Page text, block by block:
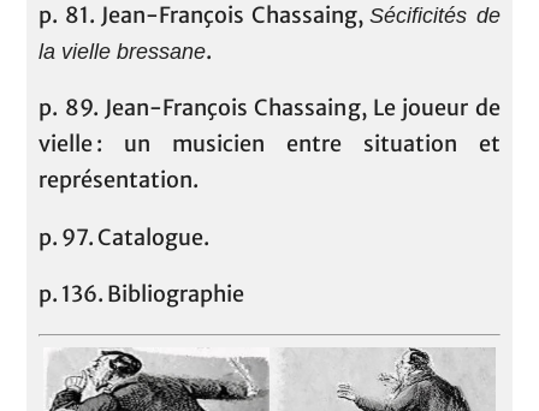
p. 81. Jean-François Chassaing,Sécificités de
la vielle bressane.
p. 89. Jean-François Chassaing, Le joueur de
vielle : un musicien entre situation et
représentation.
p. 97. Catalogue.
p. 136. Bibliographie